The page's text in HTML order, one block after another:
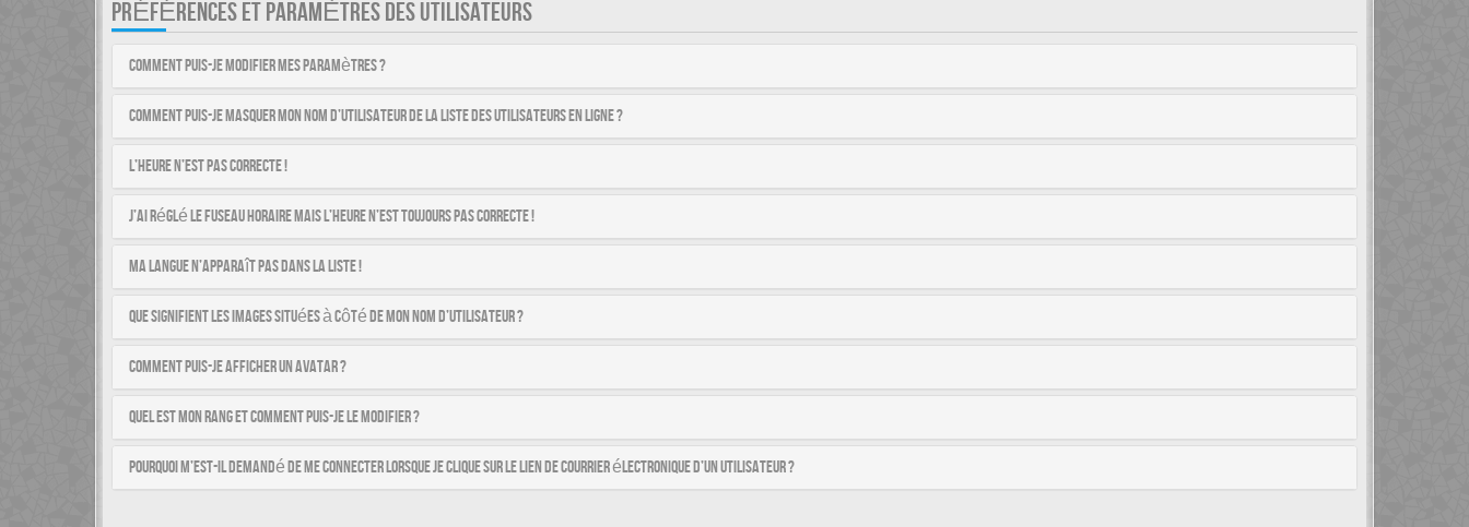
PRÉFÉRENCES ET PARAMÈTRES DES UTILISATEURS
Comment puis-je modifier mes paramètres ?
Comment puis-je masquer mon nom d’utilisateur de la liste des utilisateurs en ligne ?
L’heure n’est pas correcte !
J’ai réglé le fuseau horaire mais l’heure n’est toujours pas correcte !
Ma langue n’apparaît pas dans la liste !
Que signifient les images situées à côté de mon nom d’utilisateur ?
Comment puis-je afficher un avatar ?
Quel est mon rang et comment puis-je le modifier ?
Pourquoi m’est-il demandé de me connecter lorsque je clique sur le lien de courrier électronique d’un utilisateur ?